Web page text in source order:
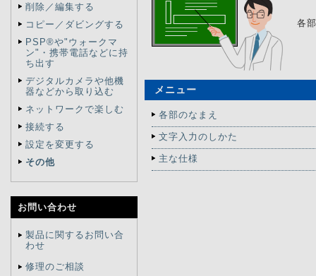
削除／編集する
コピー／ダビングする
PSP®や"ウォークマ
ン"・携帯電話などに持
ち出す
デジタルカメラや他機
器などから取り込む
ネットワークで楽しむ
接続する
設定を変更する
その他
お問い合わせ
製品に関するお問い合
わせ
修理のご相談
各
メニュー
各部のなまえ
文字入力のしかた
主な仕様